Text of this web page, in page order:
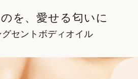
を、愛せる匂いに
セントボディオイル